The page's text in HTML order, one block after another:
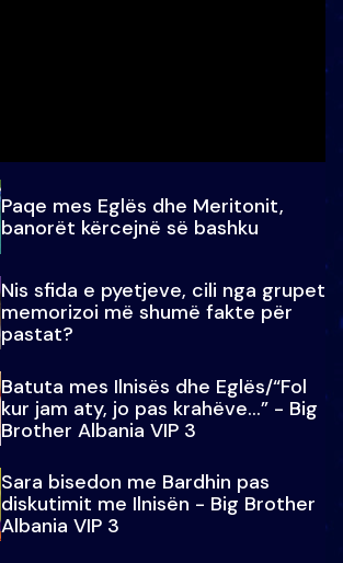
Paqe mes Eglës dhe Meritonit,
banorët kërcejnë së bashku
Nis sfida e pyetjeve, cili nga grupet
memorizoi më shumë fakte për
pastat?
Batuta mes Ilnisës dhe Eglës/“Fol
kur jam aty, jo pas krahëve…” - Big
Brother Albania VIP 3
Sara bisedon me Bardhin pas
diskutimit me Ilnisën - Big Brother
Albania VIP 3